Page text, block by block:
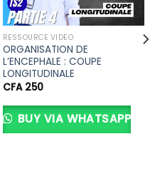
Ajouter
à la liste
d’envies
RESSOURCE VIDÉO
ORGANISATION DE
L’ENCEPHALE : COUPE
LONGITUDINALE
CFA250
BUY VIA WHATSAPP